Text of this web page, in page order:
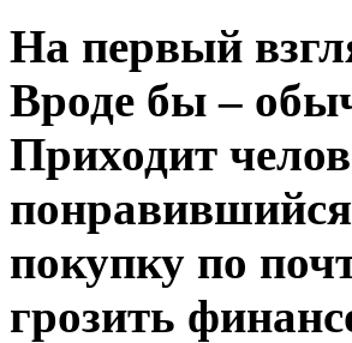
На первый
Вроде бы –
Приходит
понравившийся
покупку по
грозить